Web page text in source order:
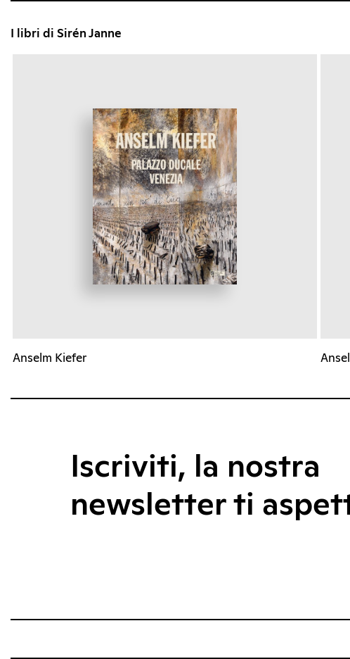
I libri di Sirén Janne
Anselm Kiefer
Iscriviti, la nostra
newsletter ti